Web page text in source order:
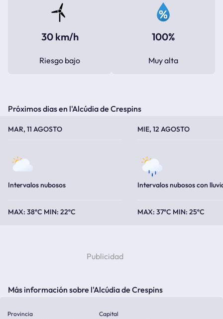
30 km/h
Riesgo bajo
100%
Muy alta
Próximos dias en l'Alcúdia de Crespins
MAR, 11 AGOSTO
Intervalos nubosos
38ºC 22ºC
MIE, 12 AGOSTO
Intervalos nubosos con
37ºC 25ºC
Más información sobre l'Alcúdia de Crespins
Provincia Capital